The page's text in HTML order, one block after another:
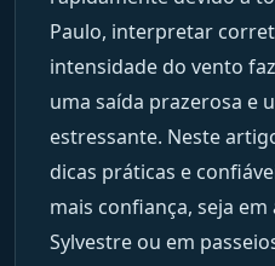
Paulo, interpretar
intensidade do vento
uma saída prazerosa e
estressante. Neste
dicas práticas e
mais confiança, seja
Sylvestre ou em